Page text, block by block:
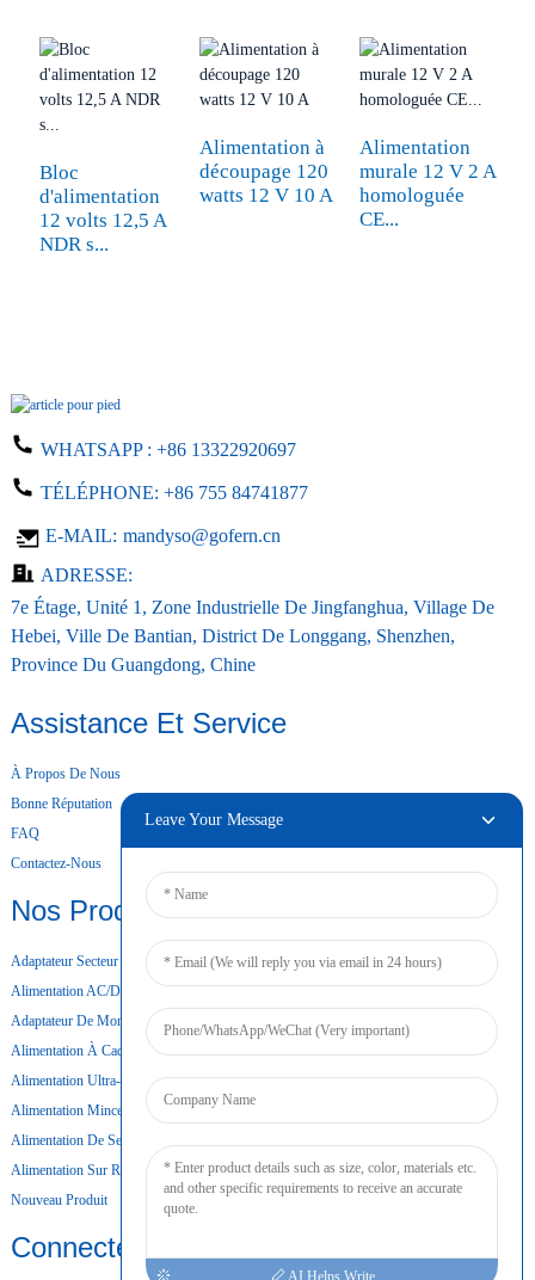
Bloc
d'alimentation
12 volts 12,5 A
NDR s...
Alimentation à
découpage 120
watts 12 V 10 A
Alimentation
murale 12 V 2 A
homologuée
CE...
WHATSAPP : +86 13322920697
TÉLÉPHONE: +86 755 84741877
E-MAIL: mandyso@gofern.cn
ADRESSE:
7e Étage, Unité 1, Zone Industrielle De Jingfanghua, Village De
Hebei, Ville De Bantian, District De Longgang, Shenzhen,
Province Du Guangdong, Chine
Assistance Et Service
À Propos De Nous
Bonne Réputation
FAQ
Contactez-Nous
Nos Produits
Adaptateur Secteur De Bureau
Alimentation AC/DC
Adaptateur De Montage Mural
Alimentation À Cadre Ouvert
Alimentation Ultra-Mince
Alimentation Mince
Alimentation De Secours Par Batterie
Alimentation Sur Rail DIN
Nouveau Produit
Connecter
Leave Your Message